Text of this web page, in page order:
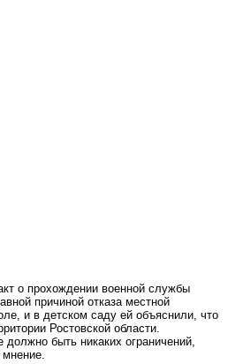
о прохождении военной службы
причиной отказа местной
и в детском саду ей объяснили, что
Ростовской области.
быть никаких ограничений,